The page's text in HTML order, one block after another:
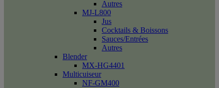
Autres
MJ-L800
Jus
Cocktails & Boissons
Sauces/Entrées
Autres
Blender
MX-HG4401
Multicuiseur
NF-GM400